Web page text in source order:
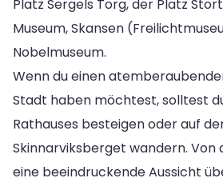
Platz Sergels Torg, der Platz
Museum, Skansen
Nobelmuseum.
Wenn du einen
Stadt haben möchtest, solltest
Rathauses besteigen oder auf
Skinnarviksberget wandern. Von
eine beeindruckende Aussicht